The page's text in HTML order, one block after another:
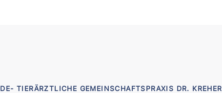
TIERÄRZTLICHE GEMEINSCHAFTSPRAXIS DR.